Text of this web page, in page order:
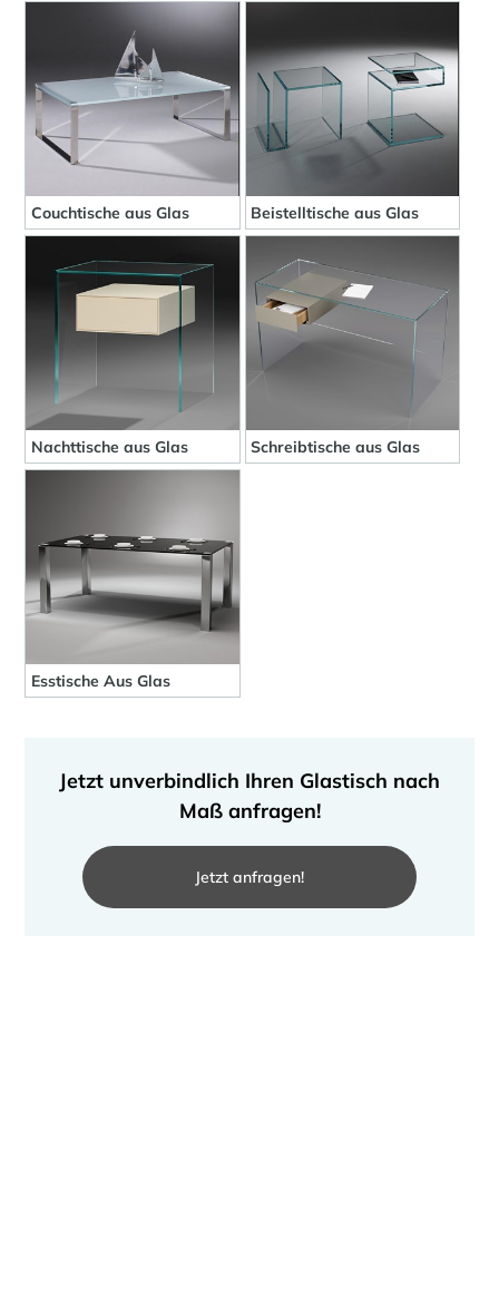
Couchtische aus Glas Beistelltische aus Glas
Nachttische aus Glas Schreibtische aus Glas
Esstische Aus Glas
Jetzt unverbindlich Ihren Glastisch nach
Maß anfragen!
Jetzt anfragen!